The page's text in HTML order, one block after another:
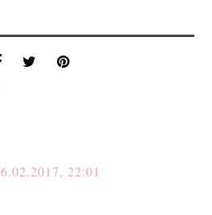
6.02.2017, 22:01